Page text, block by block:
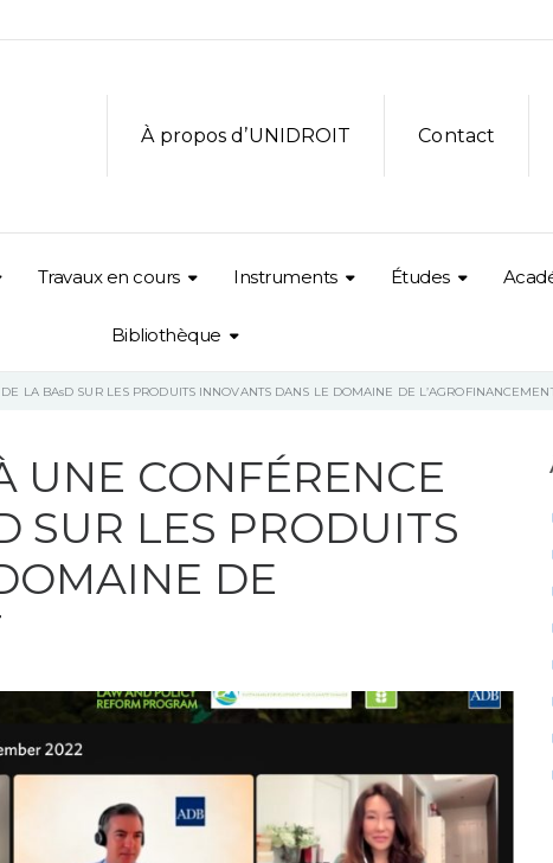
À propos d’UNIDROIT Contact
Travaux en cours Instruments Études
Bibliothèque
LA BAsD SUR LES PRODUITS INNOVANTS DANS LE DOMAINE DE
UNE CONFÉRENCE
SUR LES PRODUITS
DE